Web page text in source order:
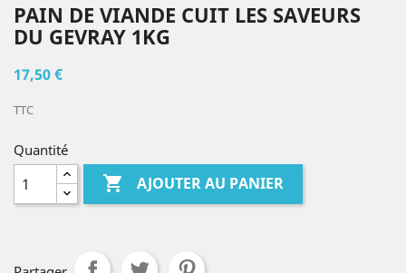
PAIN DE VIANDE CUIT LES SAVEURS
DU GEVRAY 1KG
17,50 €
TTC
Quantité
 AJOUTER AU PANIER